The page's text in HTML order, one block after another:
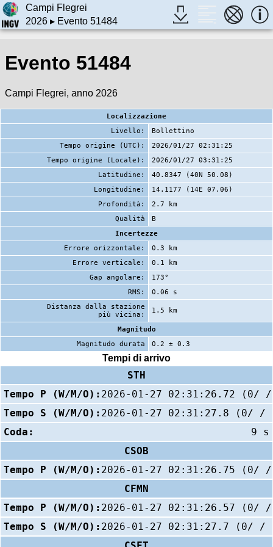
Campi Flegrei
2026▸ Evento 51484
Evento 51484
Campi Flegrei, anno 2026
Localizzazione
Livello:
Bollettino
Tempo origine (UTC):
2026/01/27 02:31:25
Tempo origine (Locale):
2026/01/27 03:31:25
Latitudine:
40.8347 (40N 50.08)
Longitudine:
14.1177 (14E 07.06)
Profondità:
2.7 km
Qualità
B
Incertezze
Errore orizzontale:
0.3 km
Errore verticale:
0.1 km
Gap angolare:
173°
RMS:
0.06 s
Distanza dalla stazione
più vicina:
1.5 km
Magnitudo
Magnitudo durata
0.2 ± 0.3
Tempi di arrivo
STH
Tempo P (W/M/O): 2026-01-27 02:31:26.72 (0/
Tempo S (W/M/O): 2026-01-27 02:31:27.8 (0/ /
Coda:
9 s
CSOB
Tempo P (W/M/O): 2026-01-27 02:31:26.75 (0/
CFMN
Tempo P (W/M/O): 2026-01-27 02:31:26.57 (0/
Tempo S (W/M/O): 2026-01-27 02:31:27.7 (0/ /